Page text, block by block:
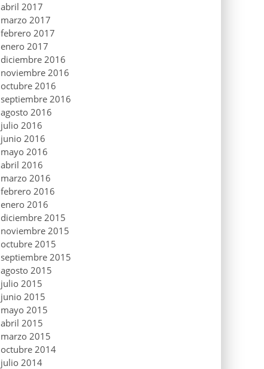
abril 2017
marzo 2017
febrero 2017
enero 2017
diciembre 2016
noviembre 2016
octubre 2016
septiembre 2016
agosto 2016
julio 2016
junio 2016
mayo 2016
abril 2016
marzo 2016
febrero 2016
enero 2016
diciembre 2015
noviembre 2015
octubre 2015
septiembre 2015
agosto 2015
julio 2015
junio 2015
mayo 2015
abril 2015
marzo 2015
octubre 2014
julio 2014